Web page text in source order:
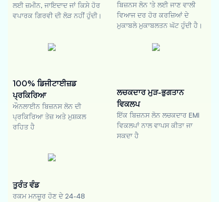
ਲਈ ਜ਼ਮੀਨ, ਜਾਇਦਾਦ ਜਾਂ ਕਿਸੇ ਹੋਰ
ਵਪਾਰਕ ਗਿਰਵੀ ਦੀ ਲੋੜ ਨਹੀਂ ਹੁੰਦੀ।
ਬਿਜ਼ਨਸ ਲੋਨ 'ਤੇ ਲਈ ਜਾਣ ਵਾਲੀ
ਵਿਆਜ ਦਰ ਹੋਰ ਕਰਜ਼ਿਆਂ ਦੇ
ਮੁਕਾਬਲੇ ਮੁਕਾਬਲਤਨ ਘੱਟ ਹੁੰਦੀ ਹੈ।
100% ਡਿਜੀਟਾਈਜ਼ਡ
ਪ੍ਰਕਿਰਿਆ
ਔਨਲਾਈਨ ਬਿਜ਼ਨਸ ਲੋਨ ਦੀ
ਪ੍ਰਕਿਰਿਆ ਤੇਜ਼ ਅਤੇ ਮੁਸ਼ਕਲ
ਰਹਿਤ ਹੈ
ਲਚਕਦਾਰ ਮੁੜ-ਭੁਗਤਾਨ
ਵਿਕਲਪ
ਇੱਕ ਬਿਜ਼ਨਸ ਲੋਨ ਲਚਕਦਾਰ EMI
ਵਿਕਲਪਾਂ ਨਾਲ ਵਾਪਸ ਕੀਤਾ ਜਾ
ਸਕਦਾ ਹੈ
ਤੁਰੰਤ ਵੰਡ
ਰਕਮ ਮਨਜ਼ੂਰ ਹੋਣ ਦੇ 24-48